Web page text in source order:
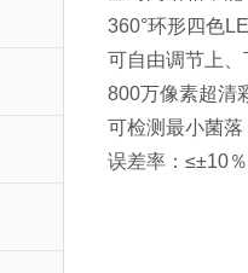
360°环形四色
可自由调节上
800万像素超清
可检测最小菌落
误差率：≤±10％